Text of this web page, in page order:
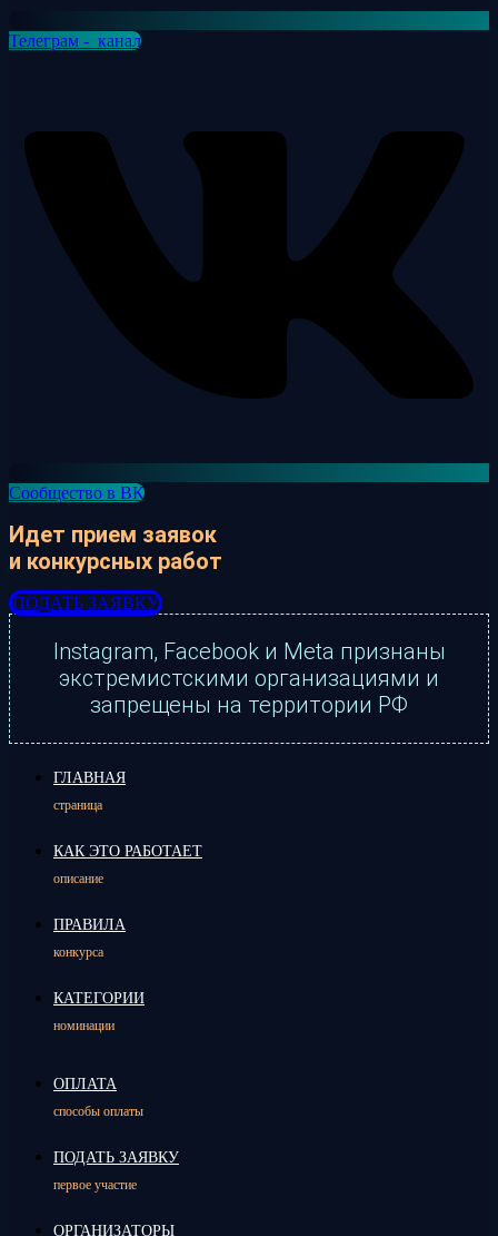
Телеграм - канал
Сообщество в ВК
Идет прием заявок
и конкурсных работ
ПОДАТЬ ЗАЯВКУ
Instagram, Facebook и Meta признаны
экстремистскими организациями и
запрещены на территории РФ
ГЛАВНАЯ
страница
КАК ЭТО РАБОТАЕТ
описание
ПРАВИЛА
конкурса
КАТЕГОРИИ
номинации
ОПЛАТА
способы оплаты
ПОДАТЬ ЗАЯВКУ
первое участие
ОРГАНИЗАТОРЫ